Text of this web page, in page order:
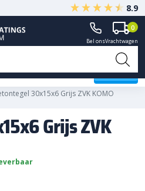
Gegarandeerd A-kwaliteit
8.9
Bel onsVrachtwagen
0
30x15x6 Grijs ZVK KOMO
Grijs ZVK
Grijs ZVK